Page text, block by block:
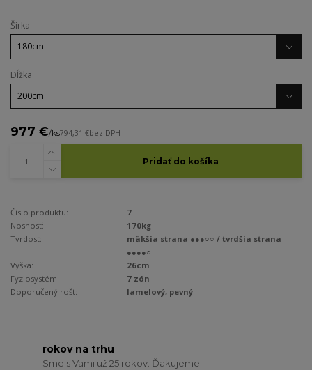
Šírka
Dĺžka
977 €/ks794,31 €bez DPH
Pridať do košíka
Číslo produktu:
7
Nosnosť:
170kg
Tvrdosť:
mäkšia strana ●●●○○ / tvrdšia strana
●●●●○
Výška:
26cm
Fyziosystém:
7 zón
Doporučený rošt:
lamelový, pevný
rokov na trhu
Sme s Vami už 25 rokov. Ďakujeme.